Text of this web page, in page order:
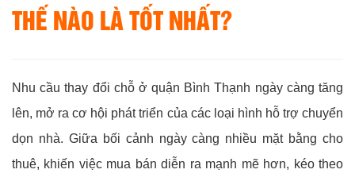
THẾ NÀO LÀ TỐT NHẤT?
Nhu cầu thay đổi chỗ ở quận Bình Thạnh ngày càng tăng
lên, mở ra cơ hội phát triển của các loại hình hỗ trợ chuyển
dọn nhà. Giữa bối cảnh ngày càng nhiều mặt bằng cho
thuê, khiến việc mua bán diễn ra mạnh mẽ hơn, kéo theo